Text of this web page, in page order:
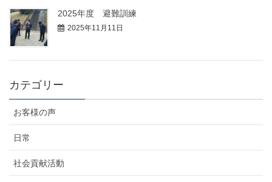
2025年度 避難訓練
2025年11月11日
カテゴリー
お客様の声
日常
社会貢献活動